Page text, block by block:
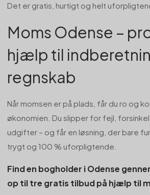
Det er gratis, hurtigt og helt
Moms Odense –
hjælp til
regnskab
Når momsen er på plads, får du ro og
økonomien. Du slipper for fejl,
udgifter – og får en løsning, der bare
trygt og 100 % uforpligtende.
Find en bogholder i Odense
op til tre gratis tilbud på hjælp til